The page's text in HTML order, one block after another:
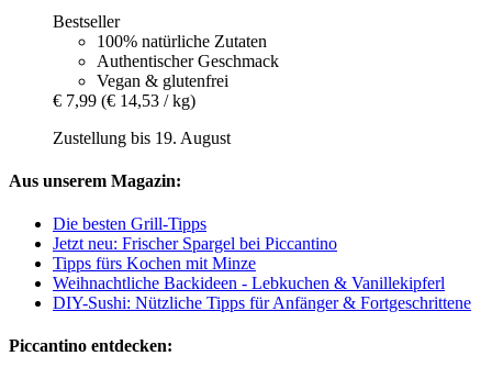
Bestseller
100% natürliche Zutaten
Authentischer Geschmack
Vegan & glutenfrei
€ 7,99 (€ 14,53 / kg)
Zustellung bis 19. August
Aus unserem Magazin:
Die besten Grill-Tipps
Jetzt neu: Frischer Spargel bei Piccantino
Tipps fürs Kochen mit Minze
Weihnachtliche Backideen - Lebkuchen & Vanillekipferl
DIY-Sushi: Nützliche Tipps für Anfänger & Fortgeschrittene
Piccantino entdecken: